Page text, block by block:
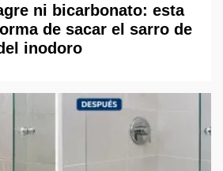
ni bicarbonato: esta
de sacar el sarro de
inodoro